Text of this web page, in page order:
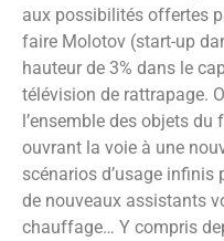
aux possibilités offertes
faire Molotov (start-up
hauteur de 3% dans le
télévision de rattrapage.
l’ensemble des objets
ouvrant la voie à une
scénarios d’usage infinis
de nouveaux assistants
chauffage… Y compris